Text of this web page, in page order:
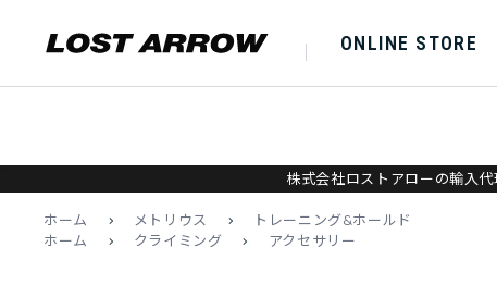
ONLINE STORE
株式会社ロストアローの輸入
ホーム > メトリウス >
トレーニング&ホールド
ホーム
> クライミング > アクセサリー